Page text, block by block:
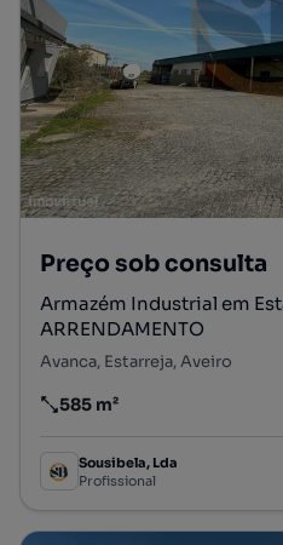
Preço sob consulta
Armazém Industrial em
ARRENDAMENTO
Avanca, Estarreja, Aveiro
Preço por metro quadrado
585 m²
Sousibela, Lda
Profissional